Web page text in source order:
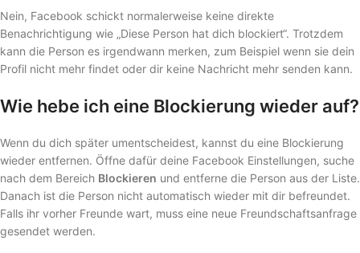
Nein, Facebook schickt normalerweise keine direkte
Benachrichtigung wie „Diese Person hat dich blockiert“. Trotzdem
kann die Person es irgendwann merken, zum Beispiel wenn sie dein
Profil nicht mehr findet oder dir keine Nachricht mehr senden kann.
Wie hebe ich eine Blockierung wieder auf?
Wenn du dich später umentscheidest, kannst du eine Blockierung
wieder entfernen. Öffne dafür deine Facebook Einstellungen, suche
nach dem Bereich Blockieren und entferne die Person aus der Liste.
Danach ist die Person nicht automatisch wieder mit dir befreundet.
Falls ihr vorher Freunde wart, muss eine neue Freundschaftsanfrage
gesendet werden.